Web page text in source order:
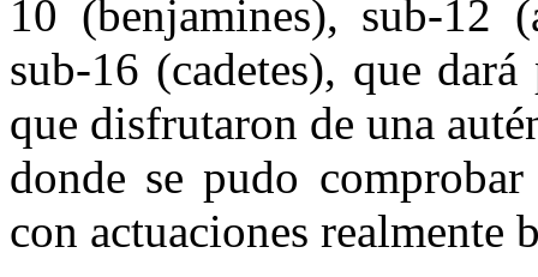
10 (benjamines), sub-
sub-16 (cadetes), que
que disfrutaron de una
donde se pudo
con actuaciones realmente